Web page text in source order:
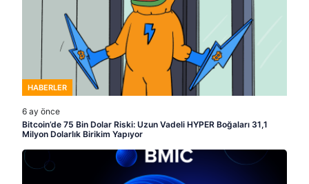
HABERLER
6 ay önce
Bitcoin’de 75 Bin Dolar Riski: Uzun Vadeli HYPER Boğaları 31,1
Milyon Dolarlık Birikim Yapıyor